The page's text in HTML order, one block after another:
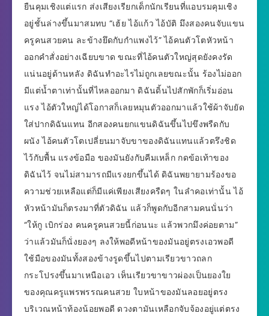
ยืนคุมเชิงแต่แรก ส่งเสียงเรียกเด็กนักเรียนที่แอบรมคุมเชิง
อยู่ชั้นล่างขึ้นมาสมทบ “เฮ้ย ไอ้แก้ว ไอ้บัติ มึงสองคนจับแขน
ครูคนสวยคน ละข้างยึดกับกำแพงไว้” ไอ้คนตัวโตหัวหน้า
ออกคำสั่งอย่างเฉียบขาด ขณะที่ไอ้คนตัวใหญ่สุดยังคงรัด
แน่นอยู่ด้านหลัง ดิฉันทำอะไรไม่ถูกเลยขณะนั้น ร้องไม่ออก
มีแต่น้ำตาเท่านั้นที่ไหลออกมา ดิฉันดิ้นไปสักพักก็เริ่มอ่อน
แรง ไอ้ตัวใหญ่ได้โอกาสก็เลยหมุนตัวออกมาแล้วใช้ผ้าจับยัด
ใส่ปากดิฉันแทน อีกสองคนยกแขนดิฉันขึ้นไปขึงพรืดกับ
ผนัง ไอ้คนตัวโตเปลี่ยนมาจับขาของดิฉันแทนแล้วตรึงชิด
ไว้กับพื้น แรงข้อมือ ของมันยังกับคีมเหล็ก กดข้อเท้าของ
ดิฉันไว้ จนไม่สามารถมีแรงยกขึ้นได้ ดิฉันพยายามร้องขอ
ความช่วยเหลือแต่ก็มีแค่เพียงเสียงครืดๆ ในลำคอเท่านั้น ไอ้
หัวหน้ามันก็ตรงมาที่ตัวดิฉัน แล้วก็พูดกับอีกสามคนนั่นว่า
“ให้กู เบิกร่อง คนครูคนสวยนี้ก่อนนะ แล้วพวกมึงค่อยตาม”
ว่าแล้วมันก็นั่งยองๆ ลงให้พอดีหน้าของมันอยู่ตรงเอวพอดี
ใช้มือของมันทั้งสองข้างรูดขึ้นไปตามเรียวขาวถลก
กระโปรงขึ้นมาเหนือเอว เห็นเรียวขาขาวผ่องเป็นยองใย
ของคุณครูแพรพรรณคนสวย ใบหน้าของมันลอยอยู่ตรง
บริเวณหน้าท้องน้อยพอดี ดวงตามันเหลือกจับจ้องอยู่แต่ตรง